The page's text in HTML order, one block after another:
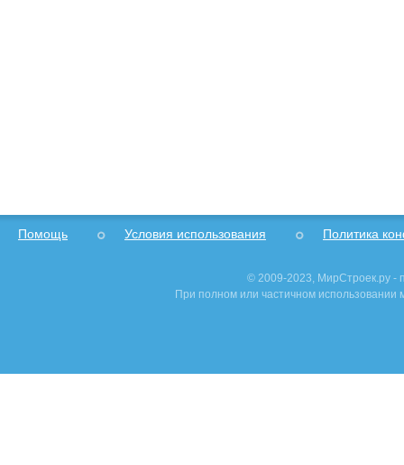
Помощь Условия использования Политика
© 2009-2023, МирСтроек.ру -
При полном или частичном использовании